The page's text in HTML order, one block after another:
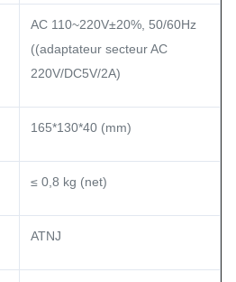
AC 110~220V±20%, 50/60Hz
((adaptateur secteur AC
220V/DC5V/2A)
165*130*40 (mm)
≤ 0,8 kg (net)
ATNJ